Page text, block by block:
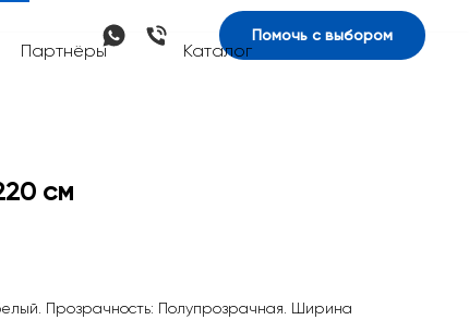
Помочь с выбором
Партнёры
Каталог
см
Прозрачность: Полупрозрачная. Ширина